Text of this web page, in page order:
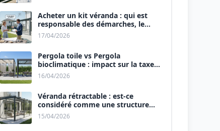
Acheter un kit véranda : qui est
responsable des démarches, le
vendeur ou vous ?
17/04/2026
Pergola toile vs Pergola
bioclimatique : impact sur la taxe
d’aménagement.
16/04/2026
Véranda rétractable : est-ce
considéré comme une structure
permanente ?
15/04/2026